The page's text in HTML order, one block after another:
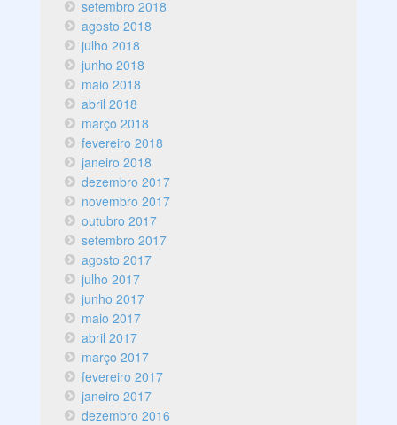
setembro 2018
agosto 2018
julho 2018
junho 2018
maio 2018
abril 2018
março 2018
fevereiro 2018
janeiro 2018
dezembro 2017
novembro 2017
outubro 2017
setembro 2017
agosto 2017
julho 2017
junho 2017
maio 2017
abril 2017
março 2017
fevereiro 2017
janeiro 2017
dezembro 2016